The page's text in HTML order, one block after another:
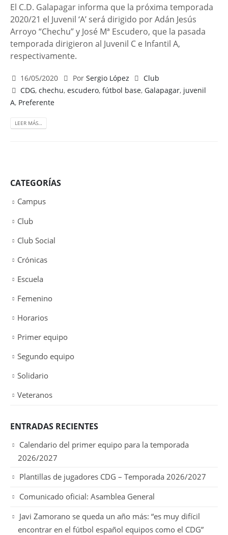
El C.D. Galapagar informa que la próxima temporada
2020/21 el Juvenil ‘A’ será dirigido por Adán Jesús
Arroyo “Chechu” y José Mª Escudero, que la pasada
temporada dirigieron al Juvenil C e Infantil A,
respectivamente.
16/05/2020 Por Sergio López
Club
CDG,chechu,escudero,fútbol base,Galapagar, juvenil
A, Preferente
LEER MÁS…
CATEGORÍAS
Campus
Club
Club Social
Crónicas
Escuela
Femenino
Horarios
Primer equipo
Segundo equipo
Solidario
Veteranos
ENTRADAS RECIENTES
Calendario del primer equipo para la temporada
2026/2027
Plantillas de jugadores CDG – Temporada 2026/2027
Comunicado oficial: Asamblea General
Javi Zamorano se queda un año más: “es muy difícil
encontrar en el fútbol español equipos como el CDG”